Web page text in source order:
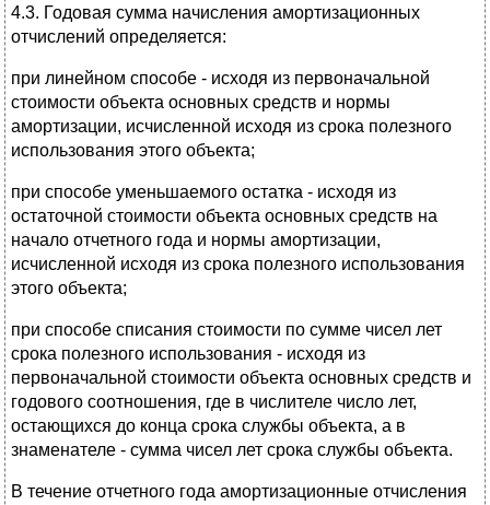
4.3. Годовая сумма начисления амортизационных
отчислений определяется:
при линейном способе - исходя из первоначальной
стоимости объекта основных средств и нормы
амортизации, исчисленной исходя из срока полезного
использования этого объекта;
при способе уменьшаемого остатка - исходя из
остаточной стоимости объекта основных средств на
начало отчетного года и нормы амортизации,
исчисленной исходя из срока полезного использования
этого объекта;
при способе списания стоимости по сумме чисел лет
срока полезного использования - исходя из
первоначальной стоимости объекта основных средств и
годового соотношения, где в числителе число лет,
остающихся до конца срока службы объекта, а в
знаменателе - сумма чисел лет срока службы объекта.
В течение отчетного года амортизационные отчисления